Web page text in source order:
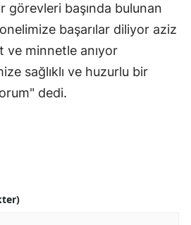
Nevşehir
Ordu
görevleri başında bulunan
başarılar diliyor aziz
ve minnetle anıyor
sağlıklı ve huzurlu bir
dedi.